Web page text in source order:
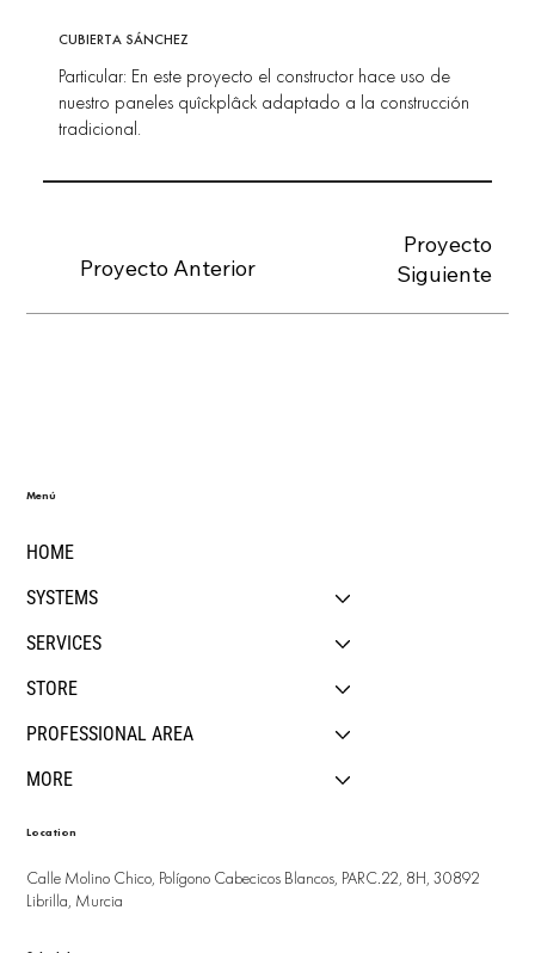
Proyecto
Siguiente
Proyecto Anterior
CUBIERTA SÁNCHEZ
Particular: En este proyecto el constructor hace uso de
nuestro paneles quîckplâck adaptado a la construcción
tradicional.
HOME
SYSTEMS
SERVICES
STORE
PROFESSIONAL AREA
MORE
Menú
Location
Calle Molino Chico, Polígono Cabecicos Blancos, PARC.22, 8H, 30892
Librilla, Murcia